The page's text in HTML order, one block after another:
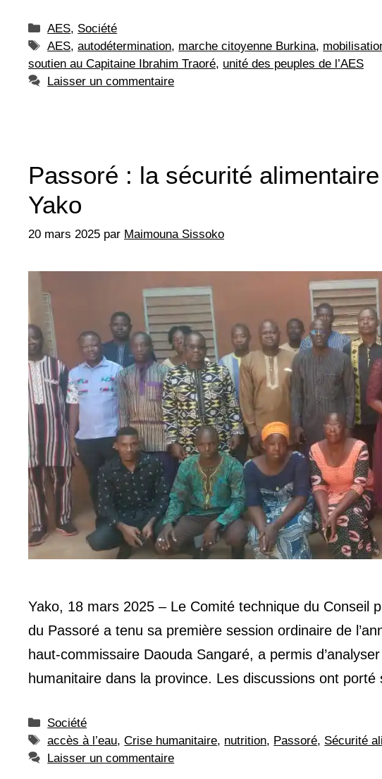
Catégories
AES, Société
Étiquettes
AES,autodétermination, marche citoyenne Burkina,
soutien au Capitaine Ibrahim Traoré, unité des peuples de l’AES
Laisser un commentaire
Passoré : la sécurité
Yako
20 mars 2025 par Maimouna Sissoko
Yako, 18 mars 2025 – Le Comité technique du Conseil
du Passoré a tenu sa première session ordinaire de
haut-commissaire Daouda Sangaré, a permis
humanitaire dans la province. Les discussions ont
Catégories
Société
Étiquettes
accès à l’eau,Crise humanitaire, nutrition, Passoré, Sécurité
Laisser un commentaire